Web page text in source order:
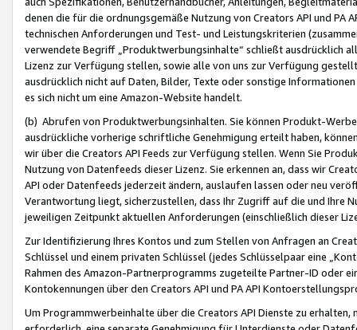
denen die für die ordnungsgemäße Nutzung von Creators API und PA
technischen Anforderungen und Test- und Leistungskriterien
verwendete Begriff „Produktwerbungsinhalte“ schließt ausdrücklich
Lizenz zur Verfügung stellen, sowie alle von uns zur Verfügung
ausdrücklich nicht auf Daten, Bilder, Texte oder sonstige
es sich nicht um eine Amazon-Website handelt.
(b) Abrufen von Produktwerbungsinhalten. Sie können Produkt-
ausdrückliche vorherige schriftliche Genehmigung erteilt haben,
wir über die Creators API Feeds zur Verfügung stellen. Wenn Sie
Nutzung von Datenfeeds dieser Lizenz. Sie erkennen an, dass wir
API oder Datenfeeds jederzeit ändern, auslaufen lassen oder neu
Verantwortung liegt, sicherzustellen, dass Ihr Zugriff auf die und Ihre
jeweiligen Zeitpunkt aktuellen Anforderungen (einschließlich dieser
Zur Identifizierung Ihres Kontos und zum Stellen von Anfragen an
Schlüssel und einem privaten Schlüssel (jedes Schlüsselpaar eine
Rahmen des Amazon-Partnerprogramms zugeteilte Partner-ID oder
Kontokennungen über den Creators API und PA API
Um Programmwerbeinhalte über die Creators API Dienste zu